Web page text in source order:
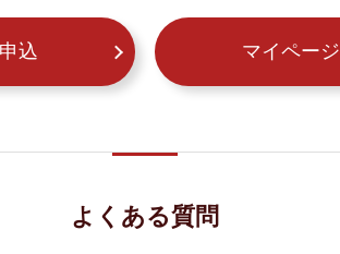
込 マイページ
よくある質問